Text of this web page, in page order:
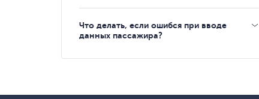
Что делать, если ошибся при вводе
данных пассажира?